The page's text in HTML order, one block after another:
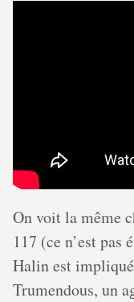
On voit la même
117 (ce n’est pas
Halin est
Trumendous, un